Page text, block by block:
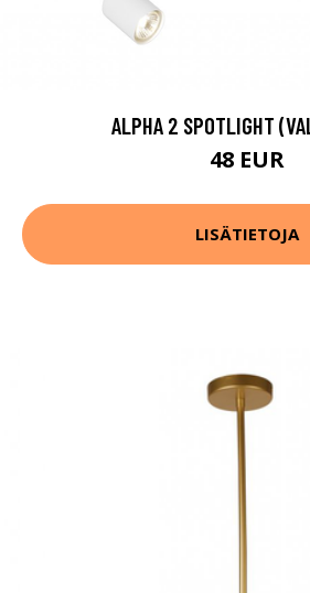
ALPHA 2 SPOTLIGHT
48 EUR
LISÄTIETOJA